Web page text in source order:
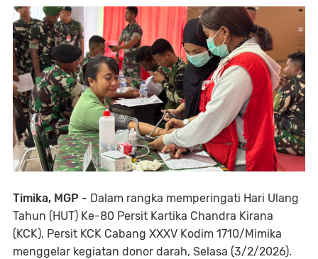
Timika, MGP - Dalam rangka memperingati Hari Ulang
Tahun (HUT) Ke-80 Persit Kartika Chandra Kirana
(KCK), Persit KCK Cabang XXXV Kodim 1710/Mimika
menggelar kegiatan donor darah, Selasa (3/2/2026).